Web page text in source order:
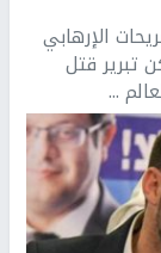
الإرهابي
تبرير قتل
...